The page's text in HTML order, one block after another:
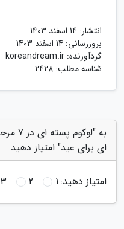
انتشار: 14 اسفند 1403
بروزرسانی: 14 اسفند 1403
گردآورنده: koreandream.ir
شناسه مطلب: 2428
ای برای عید" امتیاز دهید
امتیاز دهید:1
2
3